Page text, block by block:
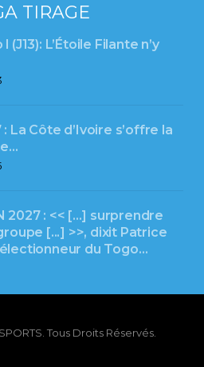
TIRAGE
(J13): L’Étoile Filante n’y
: La Côte d’Ivoire s’offre la
2027 : << [...] surprendre
[...] >>, dixit Patrice
du Togo…
Tous Droits Réservés.